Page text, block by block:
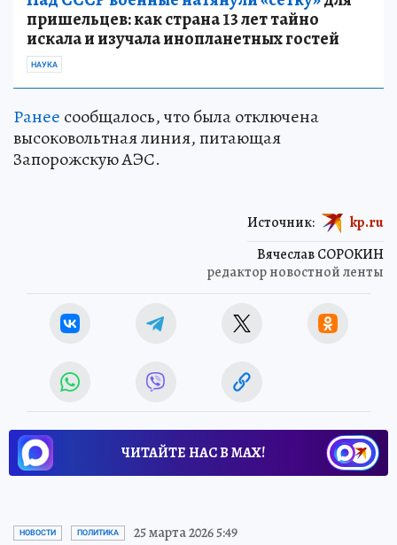
пришельцев: как страна 13 лет тайно
искала и изучала инопланетных гостей
НАУКА
Ранее сообщалось, что была отключена
высоковольтная линия, питающая
Запорожскую АЭС.
Вячеслав СОРОКИН
редактор новостной ленты
Источник: kp.ru
ЧИТАЙТЕ НАС В МАХ!
НОВОСТИ ПОЛИТИКА 25 марта 2026 5:49